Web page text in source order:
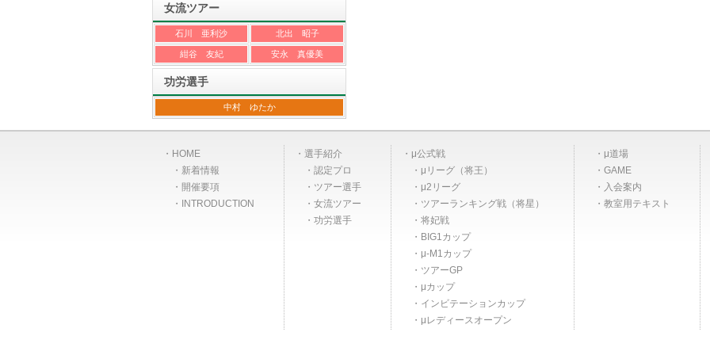
女流ツアー
石川 亜利沙 北出 昭子
紺谷 友紀 安永 真優美
功労選手
中村 ゆたか
HOME
新着情報
開催要項
INTRODUCTION
選手紹介
認定プロ
ツアー選手
女流ツアー
功労選手
μ公式戦
μリーグ（将王）
μ2リーグ
ツアーランキング戦（将星）
将妃戦
BIG1カップ
μ-M1カップ
ツアーGP
μカップ
インビテーションカップ
μレディースオープン
μ道場
GAME
入会案内
教室用テキスト